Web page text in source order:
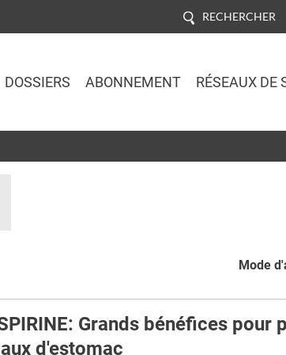
RECHERCHER
DOSSIERS ABONNEMENT RÉSEAUX DE
Mode
Grands bénéfices pour
d'estomac